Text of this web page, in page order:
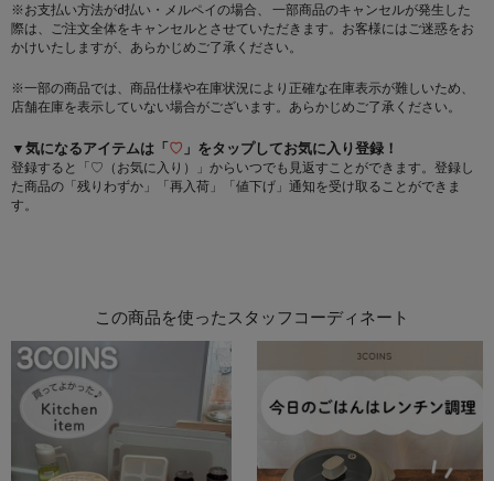
※お支払い方法がd払い・メルペイの場合、 一部商品のキャンセルが発生した
際は、ご注文全体をキャンセルとさせていただきます。お客様にはご迷惑をお
かけいたしますが、あらかじめご了承ください。
※一部の商品では、商品仕様や在庫状況により正確な在庫表示が難しいため、
店舗在庫を表示していない場合がございます。あらかじめご了承ください。
▼気になるアイテムは「♡ 」をタップしてお気に入り登録！
登録すると「♡（お気に入り）」からいつでも見返すことができます。登録し
た商品の「残りわずか」「再入荷」「値下げ」通知を受け取ることができま
す。
この商品を使ったスタッフコーディネート